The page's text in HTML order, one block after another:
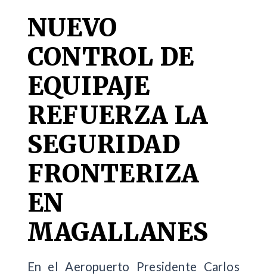
NUEVO
CONTROL DE
EQUIPAJE
REFUERZA LA
SEGURIDAD
FRONTERIZA
EN
MAGALLANES
En el Aeropuerto Presidente Carlos